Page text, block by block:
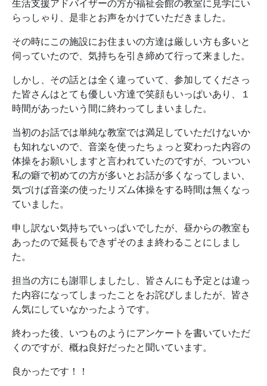
生活支援アドバイザーの方が福祉会館の教室に見学にい
らっしゃり、是非とお声をかけていただきました。
その時にこの施設にお住まいの方達は厳しい方も多いと
伺っていたので、気持ちを引き締めて行って来ました。
しかし、その話とは全く違っていて、参加してくださっ
た皆さんはとても優しい方達で笑顔もいっぱいあり、１
時間があったいう間に終わってしまいました。
当初のお話では単純な教室では満足していただけないか
も知れないので、音楽を使ったちょっと変わった内容の
体操をお願いしますと言われていたのですが、ついつい
私の癖で初めての方が多いとお話が多くなってしまい、
気づけば音楽の使ったリズム体操をする時間は無くなっ
ていました。
申し訳ない気持ちでいっぱいでしたが、昼からの教室も
あったので延長もできずそのまま終わることにしまし
た。
担当の方にも謝罪しましたし、皆さんにも予定とは違っ
た内容になってしまったことをお詫びしましたが、皆さ
ん気にしていなかったようです。
終わった後、いつものようにアンケートを書いていただ
くのですが、概ね良好だったと聞いています。
良かったです！！